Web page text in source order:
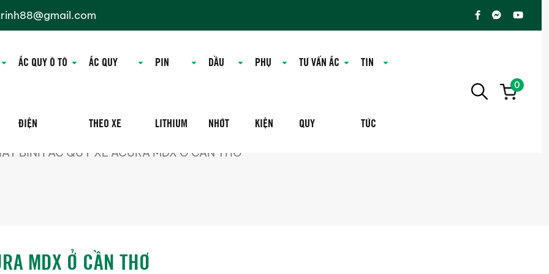
ẮC QUY Ô TÔ
ĐIỆN
ẮC QUY
THEO XE
PIN
LITHIUM
DẦU
NHỚT
PHỤ
KIỆN
TƯ VẤN ẮC
QUY
TIN
TỨC
0
BÌNH ẮC QUY XE ACURA MDX Ở CẦN THƠ
MDX Ở CẦN THƠ